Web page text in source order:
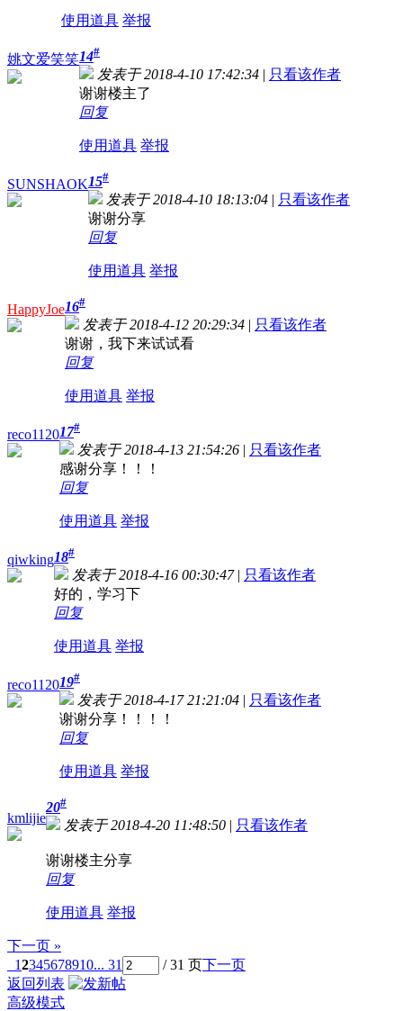
使用道具 举报
姚文爱笑笑14#
发表于 2018-4-10 17:42:34 | 只看该作者
谢谢楼主了
回复
使用道具 举报
SUNSHAOK15#
发表于 2018-4-10 18:13:04 | 只看该作者
谢谢分享
回复
使用道具 举报
HappyJoe16#
发表于 2018-4-12 20:29:34 | 只看该作者
谢谢，我下来试试看
回复
使用道具 举报
reco112017#
发表于 2018-4-13 21:54:26 | 只看该作者
感谢分享！！！
回复
使用道具 举报
qiwking18#
发表于 2018-4-16 00:30:47 | 只看该作者
好的，学习下
回复
使用道具 举报
reco112019#
发表于 2018-4-17 21:21:04 | 只看该作者
谢谢分享！！！！
回复
使用道具 举报
kmlijie
20#
发表于 2018-4-20 11:48:50 | 只看该作者
谢谢楼主分享
回复
使用道具 举报
下一页 »
12345678910... 31 / 31 页下一页
返回列表
高级模式